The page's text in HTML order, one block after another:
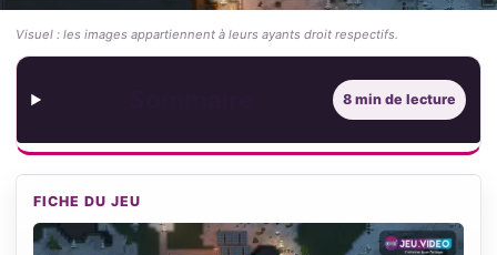
Visuel : les images appartiennent à leurs ayants droit respectifs.
8 min de lecture
FICHE DU JEU